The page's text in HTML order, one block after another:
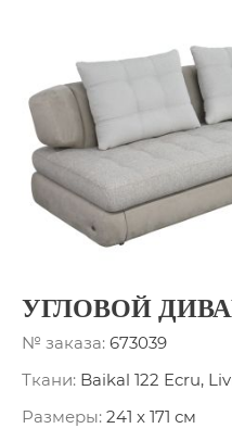
УГЛОВОЙ
№ заказа: 673039
Ткани: Baikal 122 Ecru,
Размеры: 241 x 171 см